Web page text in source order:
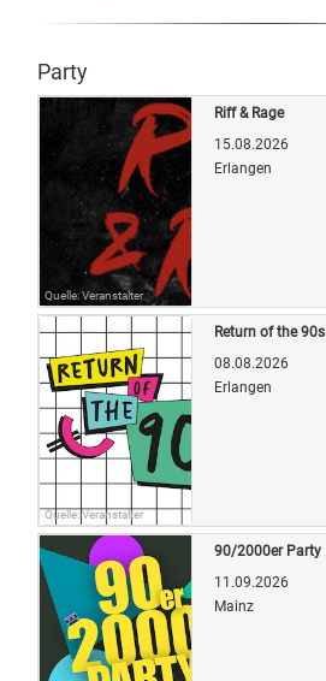
Party
Quelle: Veranstalter
Riff & Rage
15.08.2026
Erlangen
Quelle: Veranstalter
Return of the 90s
08.08.2026
Erlangen
90/2000er Party
11.09.2026
Mainz